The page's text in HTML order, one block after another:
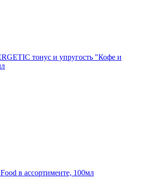
тонус и упругость "Кофе и
в ассортименте, 100мл